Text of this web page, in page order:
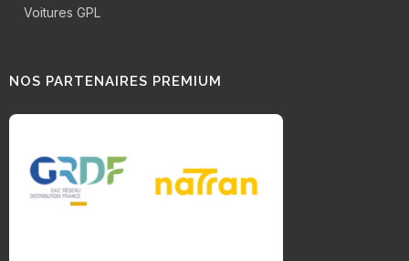
Voitures GPL
NOS PARTENAIRES PREMIUM